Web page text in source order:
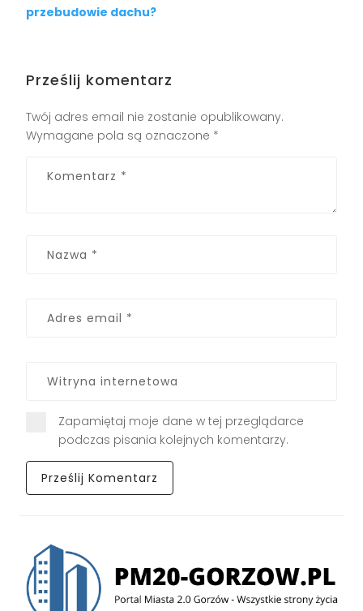
przebudowie dachu?
Prześlij komentarz
Twój adres email nie zostanie opublikowany.
Wymagane pola są oznaczone *
Zapamiętaj moje dane w tej przeglądarce
podczas pisania kolejnych komentarzy.